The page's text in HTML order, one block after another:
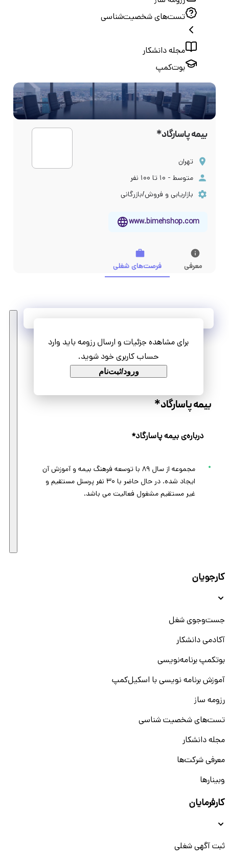
تست‌های شخصیت‌شناسی
مجله دانشکار
بوت‌کمپ
بیمه پاسارگاد*
تهران
متوسط - ۱۰ تا ۱۰۰ نفر
بازاریابی و فروش/بازرگانی
www.bimehshop.com
معرفی فرصت‌های شغلی
برای مشاهده جزئیات و ارسال رزومه باید وارد
حساب کاربری خود شوید.
ورود/ثبت‌نام
مشاهده همه فرصت‌ها
بیمه پاسارگاد*
درباره‌ی بیمه پاسارگاد*
مجموعه از سال ۸۹ با توسعه فرهنگ بیمه و آموزش آن
ایجاد شده. در حال حاضر با ۳۰ نفر پرسنل مستقیم و
غیر مستقیم مشغول فعالیت می باشد.
کارجویان
جست‌و‌جوی شغل
آکادمی دانشکار
بوتکمپ برنامه‌نویسی
آموزش برنامه نویسی با اسکیل‌کمپ
رزومه ساز
تست‌های شخصیت شناسی
مجله دانشکار
معرفی شرکت‌ها
وبینار‌‌ها
کارفرمایان
ثبت آگهی شغلی